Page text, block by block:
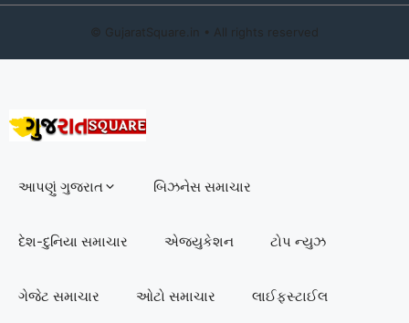
© GujaratSquare.in • All rights reserved
આપણું ગુજરાત બિઝનેસ સમાચાર
દેશ-દુનિયા સમાચાર એજ્યુકેશન ટોપ ન્યુઝ
ગેજેટ સમાચાર ઓટો સમાચાર લાઈફસ્ટાઈલ